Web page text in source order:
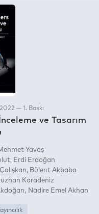
— 1. Baskı
ve Tasarım
Yavaş
Erdi Erdoğan
Bülent Akbaba
Karadeniz
Nadire Emel Akhan